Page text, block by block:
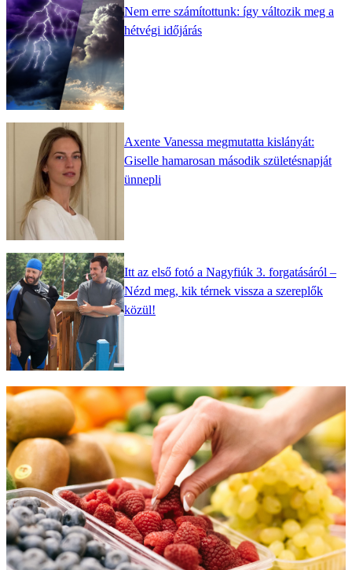
Nem erre számítottunk: így változik meg a
hétvégi időjárás
Axente Vanessa megmutatta kislányát:
Giselle hamarosan második születésnapját
ünnepli
Itt az első fotó a Nagyfiúk 3. forgatásáról –
Nézd meg, kik térnek vissza a szereplők
közül!